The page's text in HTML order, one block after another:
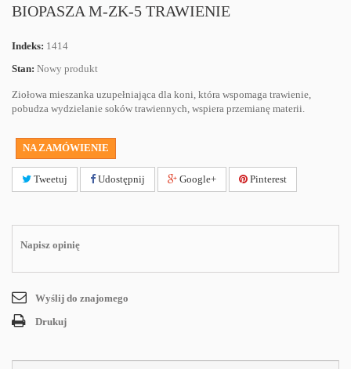
BIOPASZA M-ZK-5 TRAWIENIE
Indeks: 1414
Stan: Nowy produkt
Ziołowa mieszanka uzupełniająca dla koni, która wspomaga trawienie,
pobudza wydzielanie soków trawiennych, wspiera przemianę materii.
NA ZAMÓWIENIE
Tweetuj Udostępnij Google+ Pinterest
Napisz opinię
Wyślij do znajomego
Drukuj